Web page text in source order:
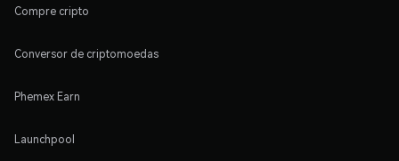
Compre cripto
Conversor de criptomoedas
Phemex Earn
Launchpool